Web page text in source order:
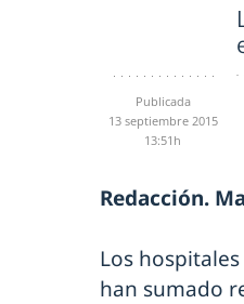
Publicada
13 septiembre 2015
13:51h
Redacción.
Los
han sumado